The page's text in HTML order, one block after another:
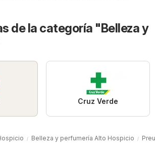
de la categoría "Belleza y
Cruz Verde
Belleza y perfumería Alto Hospicio